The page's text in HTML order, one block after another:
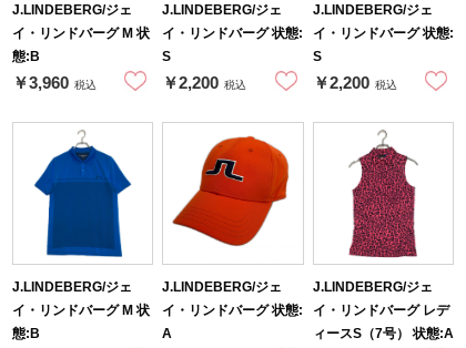
J.LINDEBERG/ジェ
イ・リンドバーグ M 状
態:B
￥3,960 税込
J.LINDEBERG/ジェ
イ・リンドバーグ 状態:
S
￥2,200 税込
J.LINDEBERG/ジェ
イ・リンドバーグ 状態:
S
￥2,200 税込
J.LINDEBERG/ジェ
イ・リンドバーグ M 状
態:B
J.LINDEBERG/ジェ
イ・リンドバーグ 状態:
A
J.LINDEBERG/ジェ
イ・リンドバーグ レデ
ィースS（7号） 状態:A